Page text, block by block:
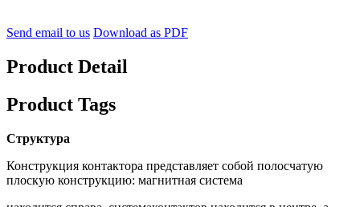
Send email to us Download as PDF
Product Detail
Product Tags
Структура
Конструкция контактора представляет собой полосчатую
плоскую конструкцию: магнитная система